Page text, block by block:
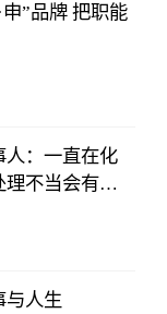
”品牌 把职能
人：一直在化
不当会有截
与人生